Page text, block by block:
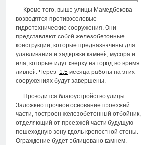
Кроме того, выше улицы Мамедбекова
возводятся противоселевые
гидротехнические сооружения. Они
представляют собой железобетонные
конструкции, которые предназначены для
улавливания и задержки камней, мусора и
ила, которые идут сверху на город во время
ливней. Через 1,5 месяца работы на этих
сооружениях будут завершены.
Проводится благоустройство улицы.
Заложено прочное основание проезжей
части, построен железобетонный отбойник,
отделяющий от проезжей части будущую
пешеходную зону вдоль крепостной стены.
Ограждение будет облицовано камнем.